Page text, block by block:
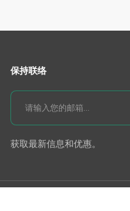
保持联络
获取最新信息和优惠。